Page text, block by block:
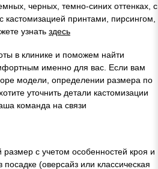
черных, темно-синих оттенках, с
принтами, пирсингом,
узнать здесь
в клинике и поможем найти
именно для вас. Если вам
модели, определении размера по
уточнить детали кастомизации
команда на связи
с учетом особенностей кроя и
(оверсайз или классическая